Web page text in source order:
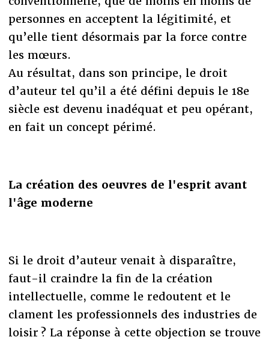
personnes en acceptent la légitimité, et
qu’elle tient désormais par la force contre
les mœurs.
Au résultat, dans son principe, le droit
d’auteur tel qu’il a été défini depuis le 18e
siècle est devenu inadéquat et peu opérant,
en fait un concept périmé.
La création des oeuvres de l'esprit avant
l'âge moderne
Si le droit d’auteur venait à disparaître,
faut-il craindre la fin de la création
intellectuelle, comme le redoutent et le
clament les professionnels des industries de
loisir ? La réponse à cette objection se trouve